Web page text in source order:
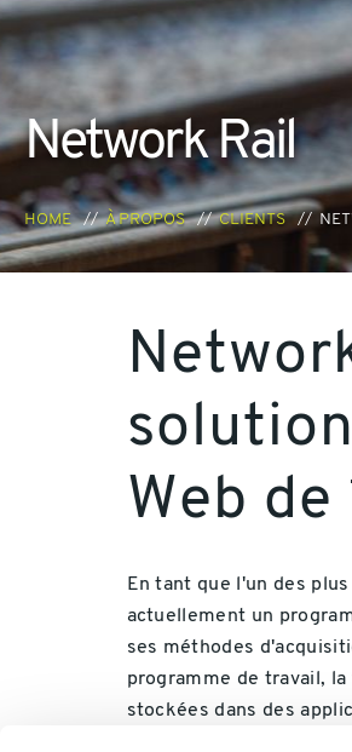
Network Rail
HOME À PROPOS CLIENTS
Web de
En tant que l'un des
actuellement un
ses méthodes
programme de travail,
stockées dans des